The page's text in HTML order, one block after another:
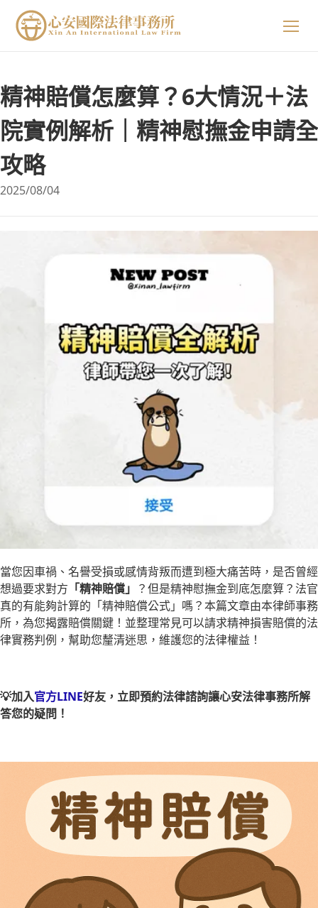
關於我們
吳郁婷 主持律師
專業領域
生活小常識
立即諮詢
精神賠償怎麼算？6大情況＋法
院實例解析｜精神慰撫金申請全
攻略
2025/08/04
當您因車禍、名譽受損或感情背叛而遭到極大痛苦時，是否曾經
想過要求對方 「精神賠償」 ？但是精神慰撫金到底怎麼算？法官
真的有能夠計算的「精神賠償公式」嗎？本篇文章由本律師事務
所，為您揭露賠償關鍵！並整理常見可以請求精神損害賠償的法
律實務判例，幫助您釐清迷思，維護您的法律權益！
💡加入官方LINE好友，立即預約法律諮詢讓心安法律事務所解
答您的疑問！